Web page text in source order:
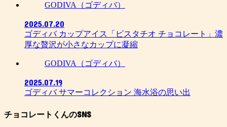
GODIVA（ゴディバ）
2025.07.20
ゴディバ カップアイス「ピスタチオ チョコレート」濃
厚な贅沢が小さなカップに凝縮
GODIVA（ゴディバ）
2025.07.19
ゴディバ サマーコレクション 海水浴の思い出
チョコレートくんのSNS